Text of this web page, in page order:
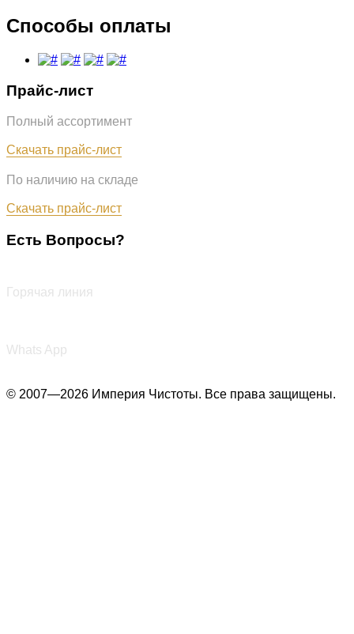
Способы оплаты
Прайс-лист
Полный ассортимент
Скачать прайс-лист
По наличию на складе
Скачать прайс-лист
Есть Вопросы?
Горячая линия
Whats App
© 2007—2026 Империя Чистоты. Все права защищены.